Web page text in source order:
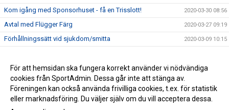
Kom igång med Sponsorhuset - få en Trisslott! 2020-03-30 08:56
Avtal med Flügger Färg 2020-03-27 09:19
Förhållningssätt vid sjukdom/smitta 2020-03-09 10:15
Tävlingsträning inför Talent Open 2020-02-23 18:42
Uppvisande av utdrag ur Belastningsregistret 2020-01-01 08:00
För att hemsidan ska fungera korrekt använder vi nödvändiga
cookies från SportAdmin. Dessa går inte att stänga av.
Föreningen kan också använda frivilliga cookies, t.ex. för statistik
eller marknadsföring. Du väljer själv om du vill acceptera dessa.